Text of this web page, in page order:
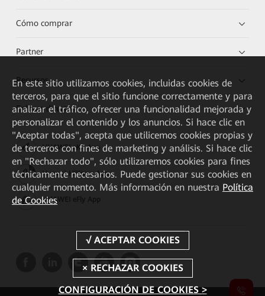
Cómo comprar
Partner
Recursos
Enlaces directos
HUAWEI eKit App
Huawei HiKnow App
HUAWEI eFly App
En este sitio utilizamos cookies, incluidas cookies de
terceros, para que el sitio funcione correctamente y para
analizar el tráfico, ofrecer una funcionalidad mejorada y
personalizar el contenido y los anuncios. Si hace clic en
"Aceptar todas", acepta que utilicemos cookies propias y
de terceros con fines de marketing y análisis. Si hace clic
en "Rechazar todo", sólo utilizaremos cookies para fines
técnicamente necesarios. Puede gestionar sus cookies en
cualquier momento. Más información en nuestra Política
de Cookies
CONFIGURACIÓN DE COOKIES >